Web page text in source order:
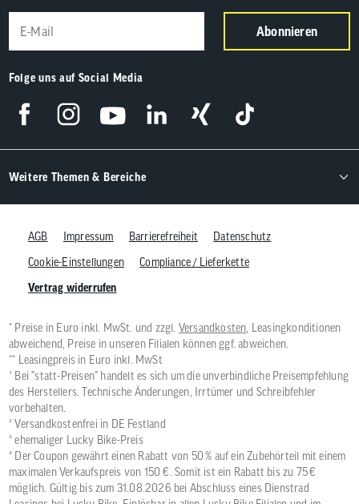
Abonnieren
Folge uns auf Social Media
Weitere Themen & Bereiche
AGB Impressum Barrierefreiheit
Datenschutz
Cookie-Einstellungen
Compliance / Lieferkette
Vertrag widerrufen
* Preise in Euro inkl. MwSt. und zzgl. Versandkosten, Leasingkonditionen
abweichend, Preise in unseren Filialen können ggf. abweichen.
** Leasingpreis in Euro inkl. MwSt
¹ Bei "statt-Preisen" handelt es sich um die unverbindliche Preisempfehlung
des Herstellers. Technische Änderungen, Irrtümer und Schreibfehler
vorbehalten.
² Versandkostenfrei in DE Festland
³ ehemaliger Lucky Bike-Preis
⁴ Der Coupon gewährt einen Rabatt von 50 % auf ein Zubehörteil mit einem
maximalen Verkaufspreis von 150 €. Somit ist ein Rabatt bis zu 75 €
möglich. Gültig bis zum 31.08.2026 bei Abschluss eines Dienstrad